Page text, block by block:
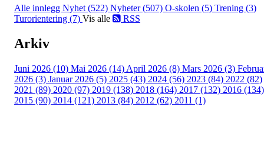
Alle innlegg Nyhet (522) Nyheter (507) O-skolen (5) Trening (3)
Turorientering (7) Vis alle RSS
Arkiv
Juni 2026 (10) Mai 2026 (14) April 2026 (8) Mars 2026 (3)
2026 (3) Januar 2026 (5) 2025 (43) 2024 (56) 2023 (84) 2022 (82)
2021 (89) 2020 (97) 2019 (138) 2018 (164) 2017 (132) 2016 (134)
2015 (90) 2014 (121) 2013 (84) 2012 (62) 2011 (1)